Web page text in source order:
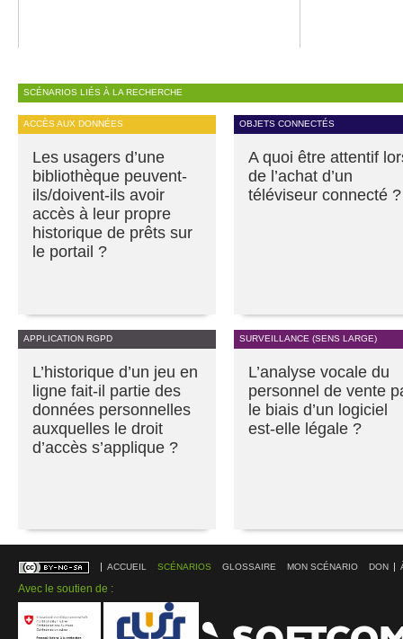
SCÉNARIOS LIÉS À LA RECHERCHE
ACCÈS AUX DONNÉES
Les usagers d’une
bibliothèque peuvent-
ils/doivent-ils avoir
accès à leur propre
historique de prêts sur
le portail ?
OBJETS CONNECTÉS
A quoi être attentif
de l’achat d’un
téléviseur connecté ?
APPLICATION RGPD
L’historique d’un jeu en
ligne fait-il partie des
données personnelles
auxquelles le droit
d’accès s’applique ?
SURVEILLANCE (SENS LARGE)
L’analyse vocale du
personnel de vente
le biais d’un logiciel
est-elle légale ?
ACCUEIL SCÉNARIOS GLOSSAIRE MON SCÉNARIO DON
Avec le soutien de :